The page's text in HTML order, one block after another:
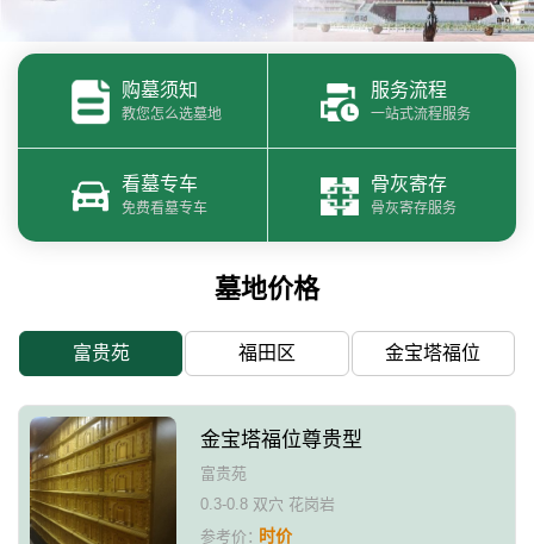
购墓须知
教您怎么选墓地
服务流程
一站式流程服务
看墓专车
免费看墓专车
骨灰寄存
骨灰寄存服务
墓地价格
富贵苑 福田区 金宝塔福位
金宝塔福位尊贵型
富贵苑
0.3-0.8 双穴 花岗岩
参考价：时价